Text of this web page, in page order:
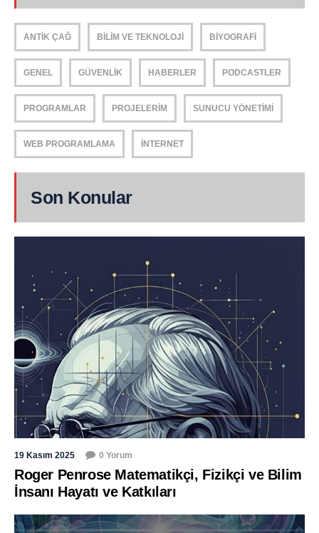
ANTIK ÇAĞ BILIM VE TEKNOLOJI BIYOGRAFI
GENEL GÜVENLIK HABERLER PODCASTLER
PROGRAMLAR PROJELERIM SUNUCU YÖNETIMI
WEB PROGRAMLAMA İNTERNET
Son Konular
19 Kasım 2025 0 Yorum
Roger Penrose Matematikçi, Fizikçi ve Bilim
İnsanı Hayatı ve Katkıları